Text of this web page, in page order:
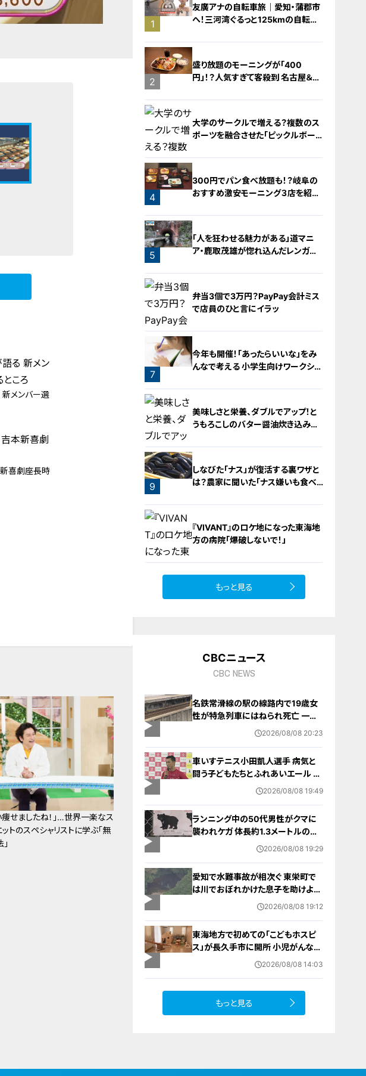
メンバー選
喜劇座長時
せましたね！」…世界一楽なス
ットのスペシャリストに学ぶ「無
1
友廣アナの自転車旅｜愛知・蒲郡市
へ！三河湾ぐるっと125kmの自転車
2
盛り放題のモーニングが「400
円」！？人気すぎて客殺到 名古屋＆岐
3
大学のサークルで増える？複数のス
ポーツを融合させた「ピックルボー
4
300円でパン食べ放題も！？岐阜の
おすすめ激安モーニング３店を紹
5
「人を狂わせる魅力がある」道マニ
ア・鹿取茂雄が惚れ込んだレンガの
6
弁当3個で3万円？PayPay会計ミス
で店員のひと言にイラッ
7
今年も開催！「あったらいいな」をみ
んなで考える 小学生向けワークショ
8
美味しさと栄養、ダブルでアップ！と
うもろこしのバター醤油炊き込みご
9
しなびた「ナス」が復活する裏ワザと
は？農家に聞いた「ナス嫌いも食べ
『VIVANT』のロケ地になった東海地
方の病院「爆破しないで！」
もっと見る
CBCニュース
CBC NEWS
名鉄常滑線の駅の線路内で19歳女
性が特急列車にはねられ死亡 一部
区間で一時運転見合わせに お盆休
2026/08/08 20:23
車いすテニス小田凱人選手 病気と
闘う子どもたちとふれあいエール ス
ポーツの楽しさ伝える 名古屋・緑区
2026/08/08 19:49
ランニング中の50代男性がクマに
襲われケガ 体長約1.3メートルのツ
キノワグマに腕や足をかまれる 「つ
岐阜・高山市
2026/08/08 19:29
愛知で水難事故が相次ぐ 東栄町で
は川でおぼれかけた息子を助けよう
とし父親が心肺停止の状態で搬送
2026/08/08 19:12
東海地方で初めての「こどもホスピ
ス」が長久手市に開所 小児がんなど
重い病気の子どもと家族を支える施
2026/08/08 14:03
もっと見る